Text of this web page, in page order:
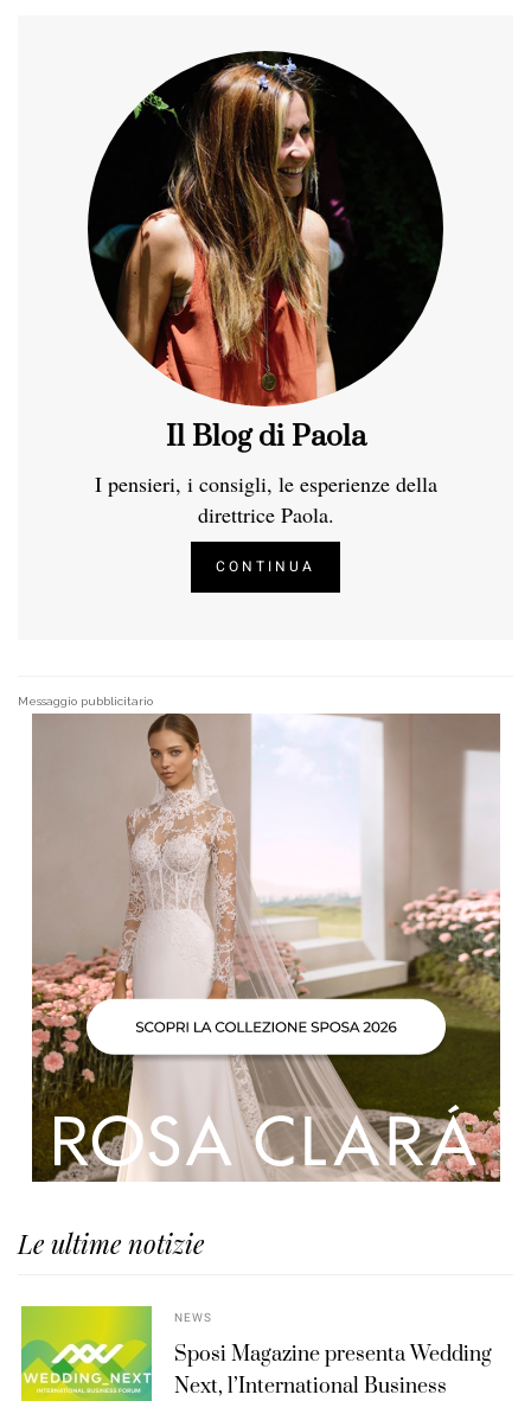
Il Blog di Paola
I pensieri, i consigli, le esperienze della
direttrice Paola.
CONTINUA
Messaggio pubblicitario
Le ultime notizie
NEWS
Sposi Magazine presenta Wedding
Next, l’International Business